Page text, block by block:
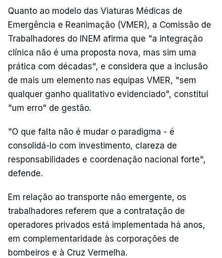
Quanto ao modelo das Viaturas Médicas de
Emergência e Reanimação (VMER), a Comissão de
Trabalhadores do INEM afirma que "a integração
clínica não é uma proposta nova, mas sim uma
prática com décadas", e considera que a inclusão
de mais um elemento nas equipas VMER, "sem
qualquer ganho qualitativo evidenciado", constitui
"um erro" de gestão.
"O que falta não é mudar o paradigma - é
consolidá-lo com investimento, clareza de
responsabilidades e coordenação nacional forte",
defende.
Em relação ao transporte não emergente, os
trabalhadores referem que a contratação de
operadores privados está implementada há anos,
em complementaridade às corporações de
bombeiros e à Cruz Vermelha.